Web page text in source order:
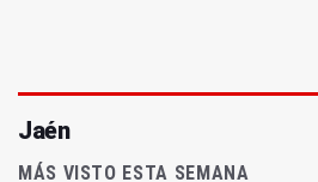
Jaén
MÁS VISTO ESTA SEMANA